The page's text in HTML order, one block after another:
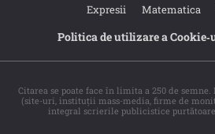
Expresii
Matematica
Politica de utilizare a
Citarea se poate face în limita a 250 de
(site-uri, instituţii mass-media, firme de
integral scrierile publicistice